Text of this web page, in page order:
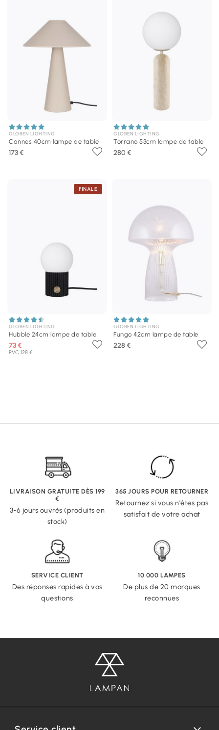
GLOBEN LIGHTING
Cannes 40cm lampe de table
173 €
GLOBEN LIGHTING
Torrano 53cm lampe de table
280 €
FINALE
GLOBEN LIGHTING
Hubble 24cm lampe de table
73 €
PVC 128 €
GLOBEN LIGHTING
Fungo 42cm lampe de table
228 €
LIVRAISON GRATUITE DÈS 199
€
3-6 jours ouvrés (produits en
stock)
365 JOURS POUR RETOURNER
Retournez si vous n'êtes pas
satisfait de votre achat
SERVICE CLIENT
Des réponses rapides à vos
questions
10 000 LAMPES
De plus de 20 marques
reconnues